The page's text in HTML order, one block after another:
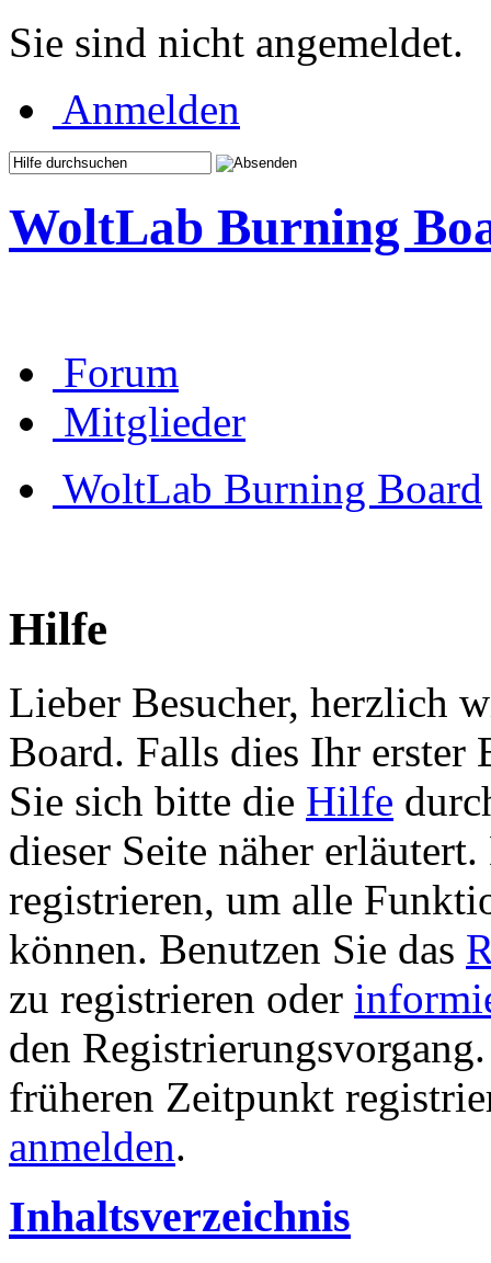
Sie sind nicht angemeldet.
Anmelden
WoltLab Burning
Forum
Mitglieder
WoltLab Burning Board
Hilfe
Lieber Besucher, herzlich
Board. Falls dies Ihr erster
Sie sich bitte die Hilfe
dieser Seite näher
registrieren, um alle
können. Benutzen Sie das
zu registrieren oder
den
früheren Zeitpunkt
anmelden.
Inhaltsverzeichnis